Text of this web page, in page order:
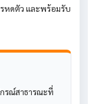
หดตัว และพร้อมรับ
รณ์สาธารณะที่